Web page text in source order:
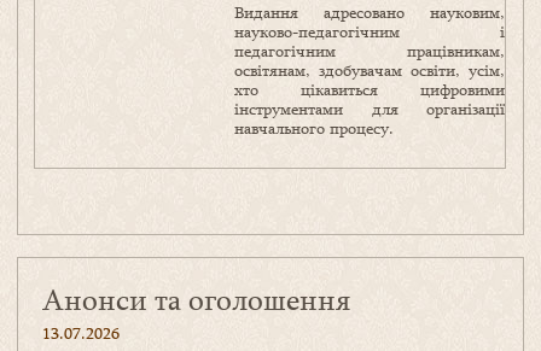
Видання адресовано науковим,
науково-педагогічним і
педагогічним працівникам,
освітянам, здобувачам освіти, усім,
хто цікавиться цифровими
інструментами для організації
навчального процесу.
Анонси та оголошення
13.07.2026